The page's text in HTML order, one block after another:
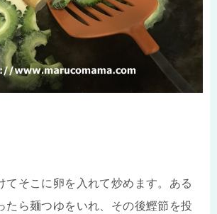
てそこに卵を入れて炒めます。ある
たら麺つゆをいれ、その後鰹節を投